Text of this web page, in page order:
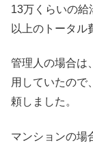
13万くらいの給
以上のトータル
管理人の場合は
用していたので
頼しました。
マンションの場